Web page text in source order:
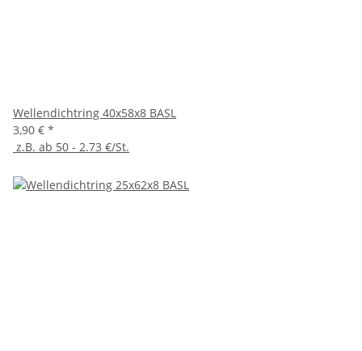
Wellendichtring 40x58x8 BASL
3,90 € *
z.B. ab 50 - 2.73 €/St.